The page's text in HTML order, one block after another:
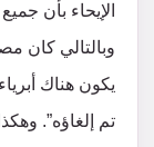
الإيحاء بأن
وبالتالي كان
يكون هناك
تم إلغاؤه”.